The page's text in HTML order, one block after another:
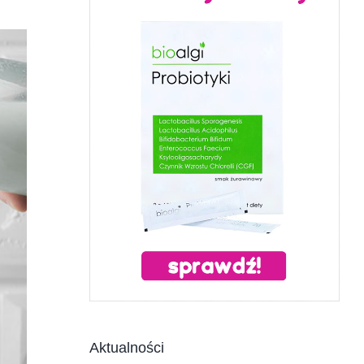
Aktualności